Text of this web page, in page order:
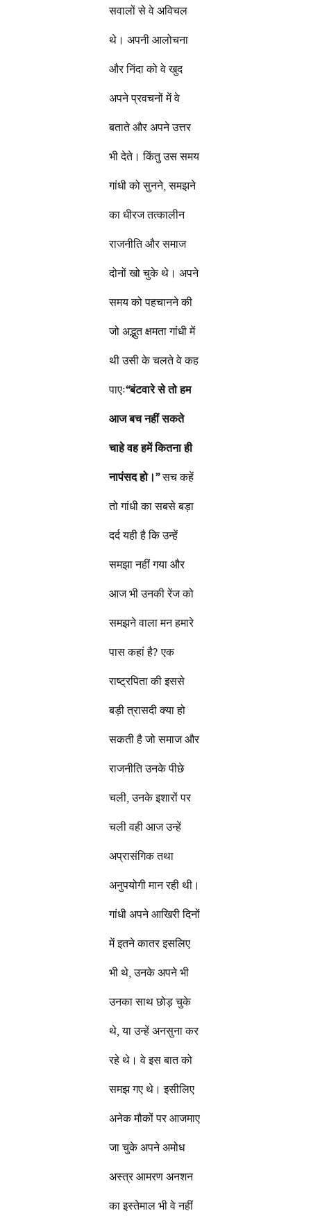
सवालों से वे अविचल
थे। अपनी आलोचना
और निंदा को वे खुद
अपने प्रवचनों में वे
बताते और अपने उत्तर
भी देते। किंतु उस समय
गांधी को सुनने, समझने
का धीरज तत्कालीन
राजनीति और समाज
दोनों खो चुके थे। अपने
समय को पहचानने की
जो अद्भुत क्षमता गांधी में
थी उसी के चलते वे कह
पाएः“बंटवारे से तो हम
आज बच नहीं सकते
चाहे वह हमें कितना ही
नापंसद हो।”सच कहें
तो गांधी का सबसे बड़ा
दर्द यही है कि उन्हें
समझा नहीं गया और
आज भी उनकी रेंज को
समझने वाला मन हमारे
पास कहां है? एक
राष्ट्रपिता की इससे
बड़ी त्रासदी क्या हो
सकती है जो समाज और
राजनीति उनके पीछे
चली, उनके इशारों पर
चली वही आज उन्हें
अप्रासंगिक तथा
अनुपयोगी मान रही थी।
गांधी अपने आखिरी दिनों
में इतने कातर इसलिए
भी थे, उनके अपने भी
उनका साथ छोड़ चुके
थे, या उन्हें अनसुना कर
रहे थे। वे इस बात को
समझ गए थे। इसीलिए
अनेक मौकों पर आजमाए
जा चुके अपने अमोध
अस्त्र आमरण अनशन
का इस्तेमाल भी वे नहीं